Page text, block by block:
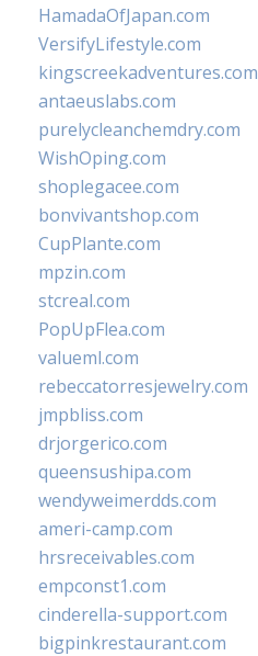
HamadaOfJapan.com
VersifyLifestyle.com
kingscreekadventures.com
antaeuslabs.com
purelycleanchemdry.com
WishOping.com
shoplegacee.com
bonvivantshop.com
CupPlante.com
mpzin.com
stcreal.com
PopUpFlea.com
valueml.com
rebeccatorresjewelry.com
jmpbliss.com
drjorgerico.com
queensushipa.com
wendyweimerdds.com
ameri-camp.com
hrsreceivables.com
empconst1.com
cinderella-support.com
bigpinkrestaurant.com